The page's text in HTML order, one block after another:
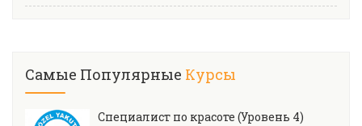
Самые Популярные Курсы
Специалист по красоте (Уровень 4)